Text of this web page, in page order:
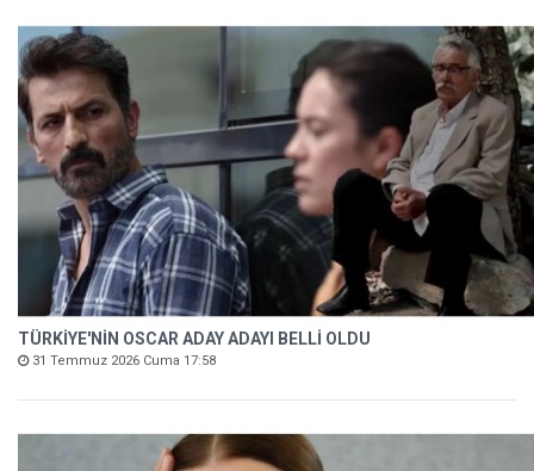
TÜRKİYE'NİN OSCAR ADAY ADAYI BELLİ OLDU
31 Temmuz 2026 Cuma 17:58